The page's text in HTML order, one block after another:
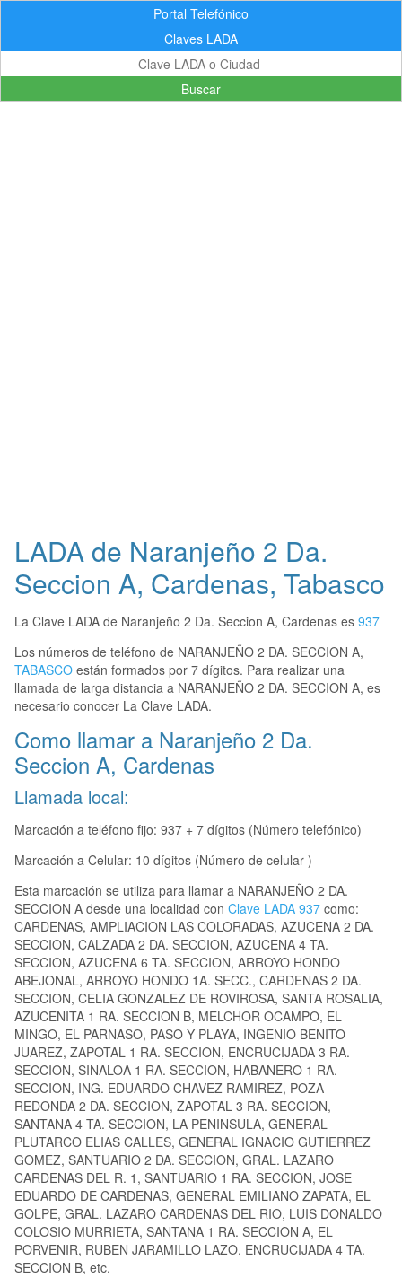
Portal Telefónico
Claves LADA
Buscar
LADA de Naranjeño 2 Da.
Seccion A, Cardenas, Tabasco
La Clave LADA de Naranjeño 2 Da. Seccion A, Cardenas es 937
Los números de teléfono de NARANJEÑO 2 DA. SECCION A,
TABASCO están formados por 7 dígitos. Para realizar una
llamada de larga distancia a NARANJEÑO 2 DA. SECCION A, es
necesario conocer La Clave LADA.
Como llamar a Naranjeño 2 Da.
Seccion A, Cardenas
Llamada local:
Marcación a teléfono fijo: 937 + 7 dígitos (Número telefónico)
Marcación a Celular: 10 dígitos (Número de celular )
Esta marcación se utiliza para llamar a NARANJEÑO 2 DA.
SECCION A desde una localidad con Clave LADA 937 como:
CARDENAS, AMPLIACION LAS COLORADAS, AZUCENA 2 DA.
SECCION, CALZADA 2 DA. SECCION, AZUCENA 4 TA.
SECCION, AZUCENA 6 TA. SECCION, ARROYO HONDO
ABEJONAL, ARROYO HONDO 1A. SECC., CARDENAS 2 DA.
SECCION, CELIA GONZALEZ DE ROVIROSA, SANTA ROSALIA,
AZUCENITA 1 RA. SECCION B, MELCHOR OCAMPO, EL
MINGO, EL PARNASO, PASO Y PLAYA, INGENIO BENITO
JUAREZ, ZAPOTAL 1 RA. SECCION, ENCRUCIJADA 3 RA.
SECCION, SINALOA 1 RA. SECCION, HABANERO 1 RA.
SECCION, ING. EDUARDO CHAVEZ RAMIREZ, POZA
REDONDA 2 DA. SECCION, ZAPOTAL 3 RA. SECCION,
SANTANA 4 TA. SECCION, LA PENINSULA, GENERAL
PLUTARCO ELIAS CALLES, GENERAL IGNACIO GUTIERREZ
GOMEZ, SANTUARIO 2 DA. SECCION, GRAL. LAZARO
CARDENAS DEL R. 1, SANTUARIO 1 RA. SECCION, JOSE
EDUARDO DE CARDENAS, GENERAL EMILIANO ZAPATA, EL
GOLPE, GRAL. LAZARO CARDENAS DEL RIO, LUIS DONALDO
COLOSIO MURRIETA, SANTANA 1 RA. SECCION A, EL
PORVENIR, RUBEN JARAMILLO LAZO, ENCRUCIJADA 4 TA.
SECCION B, etc.